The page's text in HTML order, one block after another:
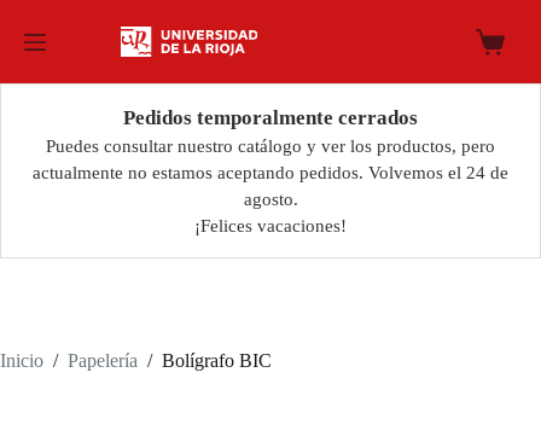
contenido
Carro
Pedidos temporalmente cerrados
Puedes consultar nuestro catálogo y ver los productos, pero
actualmente no estamos aceptando pedidos. Volvemos el 24 de
agosto.
¡Felices vacaciones!
Inicio / Papelería / Bolígrafo BIC